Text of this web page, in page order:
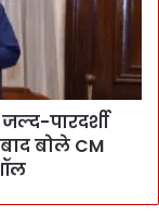
पारदर्शी
बोले CM